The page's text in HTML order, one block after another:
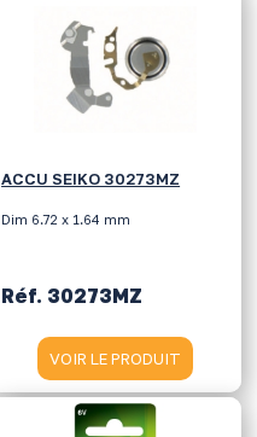
ACCU SEIKO 30273MZ
Dim 6.72 x 1.64 mm
Réf. 30273MZ
VOIR LE PRODUIT